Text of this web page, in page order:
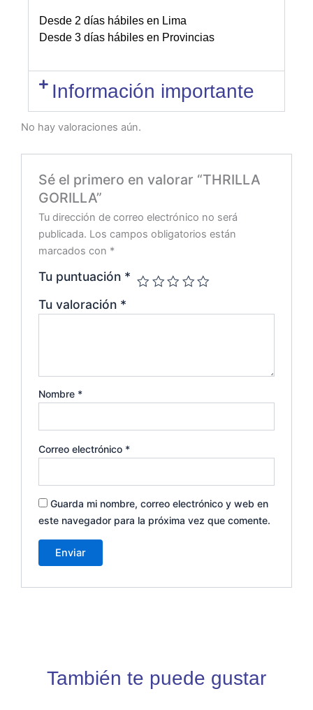
Desde 2 días hábiles en Lima
Desde 3 días hábiles en Provincias
Información importante
No hay valoraciones aún.
Sé el primero en valorar “THRILLA
GORILLA”
Tu dirección de correo electrónico no será
publicada. Los campos obligatorios están
marcados con *
Tu puntuación *
Tu valoración *
Nombre *
Correo electrónico *
Guarda mi nombre, correo electrónico y web en
este navegador para la próxima vez que comente.
También te puede gustar